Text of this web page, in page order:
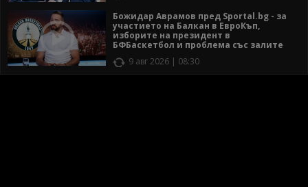
Божидар Аврамов пред Sportal.bg - за
участието на Балкан в ЕвроКъп,
изборите на президент в
БФБаскетбол и проблема със залите
9 авг 2026 | 08:30